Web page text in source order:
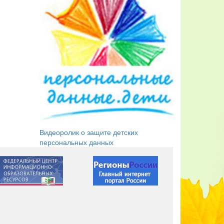
Видеоролик о защите детских
персональных данных